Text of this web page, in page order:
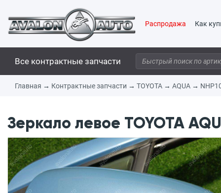
Распродажа Как
Все контрактные запчасти
Главная → Контрактные запчасти → TOYOTA → AQUA →
Зеркало левое TOYOTA